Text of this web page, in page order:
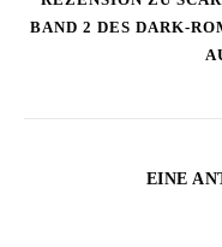
BAND 2 DES DARK-
EINE